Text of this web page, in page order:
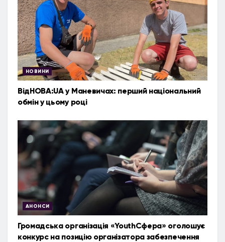
НОВИНИ
ВідНОВА:UA у Маневичах: перший національний
обмін у цьому році
АНОНСИ
Громадська організація «YouthСфера» оголошує
конкурс на позицію організатора забезпечення